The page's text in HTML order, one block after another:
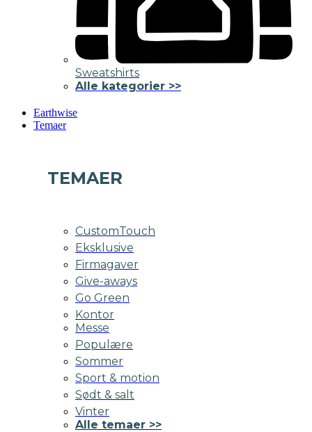
Sweatshirts
Alle kategorier >>
Earthwise
Temaer
TEMAER
CustomTouch
Eksklusive
Firmagaver
Give-aways
Go Green
Kontor
Messe
Populære
Sommer
Sport & motion
Sødt & salt
Vinter
Alle temaer >>